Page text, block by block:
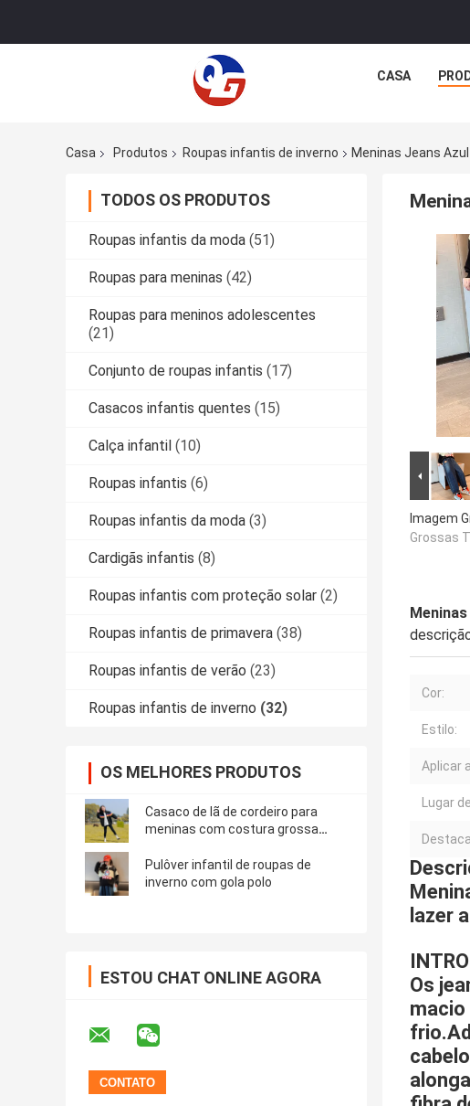
CASA
Casa Produtos Roupas infantis de inverno Meninas Jeans
TODOS OS PRODUTOS
Roupas infantis da moda (51)
Roupas para meninas (42)
Roupas para meninos adolescentes
(21)
Conjunto de roupas infantis (17)
Casacos infantis quentes (15)
Calça infantil (10)
Roupas infantis (6)
Roupas infantis da moda (3)
Cardigãs infantis (8)
Roupas infantis com proteção solar (2)
Roupas infantis de primavera (38)
Roupas infantis de verão (23)
Roupas infantis de inverno (32)
OS MELHORES PRODUTOS
Casaco de lã de cordeiro para
meninas com costura grossa
Pulôver infantil de roupas de
inverno com gola polo
ESTOU CHAT ONLINE AGORA
Imagem
Grossas
Cor:
Estilo:
Aplicar
Lugar
lazer
Os
macio